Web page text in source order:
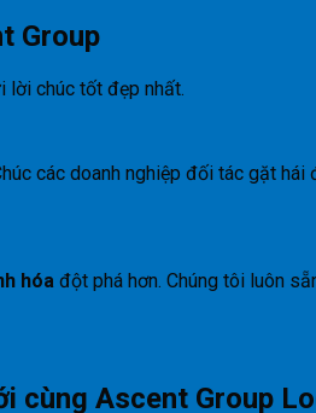
Group
lời chúc tốt đẹp nhất.
các doanh nghiệp đối tác gặt
hóa đột phá hơn. Chúng tôi luôn
cùng Ascent Group